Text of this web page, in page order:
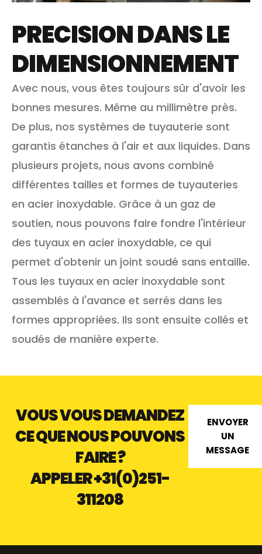
PRECISION DANS LE
DIMENSIONNEMENT
Avec nous, vous êtes toujours sûr d'avoir les
bonnes mesures. Même au millimètre près.
De plus, nos systèmes de tuyauterie sont
garantis étanches à l'air et aux liquides. Dans
plusieurs projets, nous avons combiné
différentes tailles et formes de tuyauteries
en acier inoxydable. Grâce à un gaz de
soutien, nous pouvons faire fondre l'intérieur
des tuyaux en acier inoxydable, ce qui
permet d'obtenir un joint soudé sans entaille.
Tous les tuyaux en acier inoxydable sont
assemblés à l'avance et serrés dans les
formes appropriées. Ils sont ensuite collés et
soudés de manière experte.
VOUS VOUS DEMANDEZ
CE QUE NOUS POUVONS
FAIRE ?
APPELER+31(0)251-
311208
ENVOYER
UN
MESSAGE